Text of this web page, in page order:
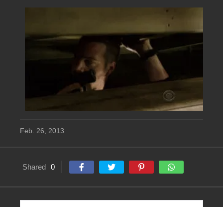
Feb. 26, 2013
Shared 0